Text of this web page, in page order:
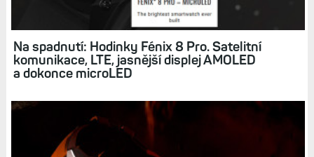
Na spadnutí: Hodinky Fénix 8 Pro. Satelitní
komunikace, LTE, jasnější displej AMOLED
a dokonce microLED